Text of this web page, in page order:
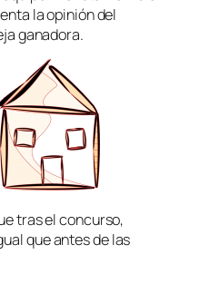
la opinión del
ganadora.
tras el concurso,
que antes de las